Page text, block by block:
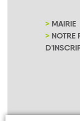
MAIRIE
NOTRE